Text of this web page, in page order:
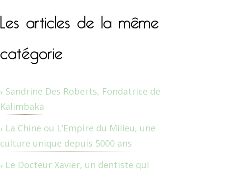
Les articles de la même
catégorie
Sandrine Des Roberts, Fondatrice de
Kalimbaka
La Chine ou L’Empire du Milieu, une
culture unique depuis 5000 ans
Le Docteur Xavier, un dentiste qui